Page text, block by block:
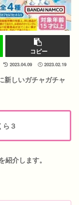
コピー
2023.04.09 2023.02.19
新しいガチャガチャ
３
介します。